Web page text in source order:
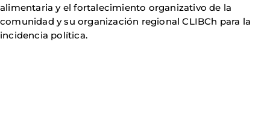
alimentaria y el fortalecimiento organizativo de la
comunidad y su organización regional CLIBCh para la
incidencia política.